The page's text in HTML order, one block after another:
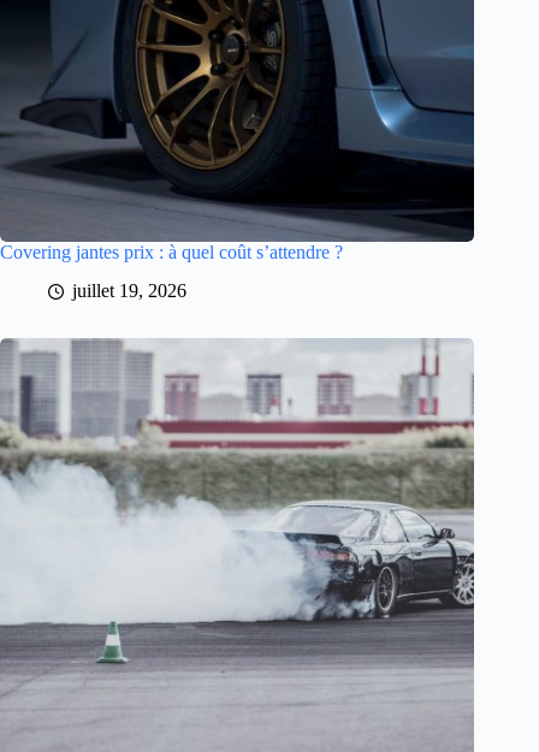
Covering jantes prix : à quel coût s’attendre ?
juillet 19, 2026